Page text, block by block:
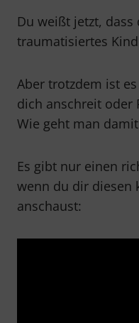
Du weißt jetzt,
traumatisiertes
Aber trotzdem ist
dich anschreit oder
Wie geht man
Es gibt nur einen
wenn du dir diesen
anschaust: